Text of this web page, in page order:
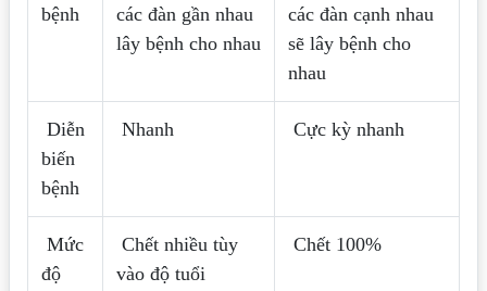
bệnh
các đàn gần nhau
lây bệnh cho nhau
các đàn cạnh nhau
sẽ lây bệnh cho
nhau
Diễn
biến
bệnh
Nhanh Cực kỳ nhanh
Mức
độ
Chết nhiều tùy
vào độ tuổi
Chết 100%